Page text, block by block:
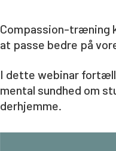
Compassion-træning
at passe bedre på
I dette webinar
mental sundhed om
derhjemme.